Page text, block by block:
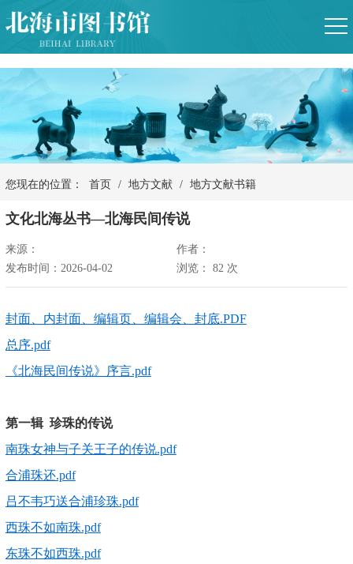
您现在的位置： 首页 / 地方文献 / 地方文献书籍
文化北海丛书—北海民间传说
来源：
作者：
发布时间：2026-04-02
浏览： 82 次
封面、内封面、编辑页、编辑会、封底.PDF
总序.pdf
《北海民间传说》序言.pdf
第一辑 珍珠的传说
南珠女神与子关王子的传说.pdf
合浦珠还.pdf
吕不韦巧送合浦珍珠.pdf
西珠不如南珠.pdf
东珠不如西珠.pdf